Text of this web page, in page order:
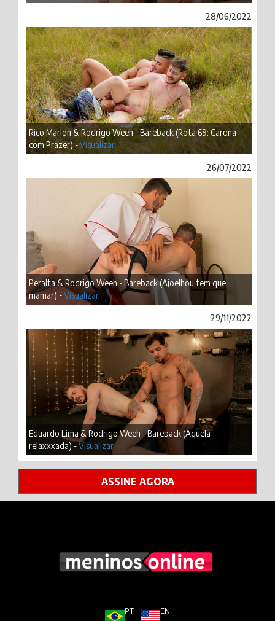
28/06/2022
Rico Marlon & Rodrigo Weeh - Bareback (Rota 69: Carona
com Prazer) -Visualizar
26/07/2022
Peralta & Rodrigo Weeh - Bareback (Ajoelhou tem que
mamar) -Visualizar
29/11/2022
Eduardo Lima & Rodrigo Weeh - Bareback (Aquela
relaxxxada) -Visualizar
ASSINE AGORA
PT EN